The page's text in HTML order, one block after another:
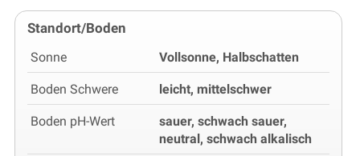
Standort/Boden
Sonne Vollsonne, Halbschatten
Boden Schwere leicht, mittelschwer
Boden pH-Wert
sauer, schwach sauer,
neutral, schwach alkalisch